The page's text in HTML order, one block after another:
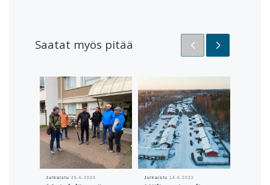
Saatat myös pitää
Julkaistu25.6.2024 Julkaistu14.6.2022